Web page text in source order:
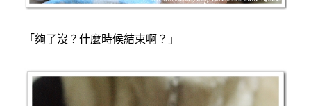
「夠了沒？什麼時候結束啊？」